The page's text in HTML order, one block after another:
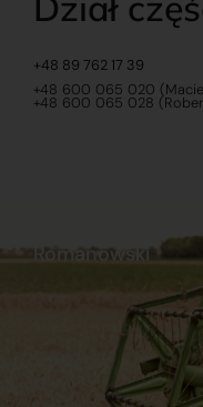
+48 89 762 17 39
+48 600 065 020
+48 600 065 028
Romanowski
Sklep internetowy